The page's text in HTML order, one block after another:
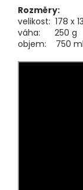
Rozměry:
velikost: 178 x
váha: 250 g
objem: 750 ml